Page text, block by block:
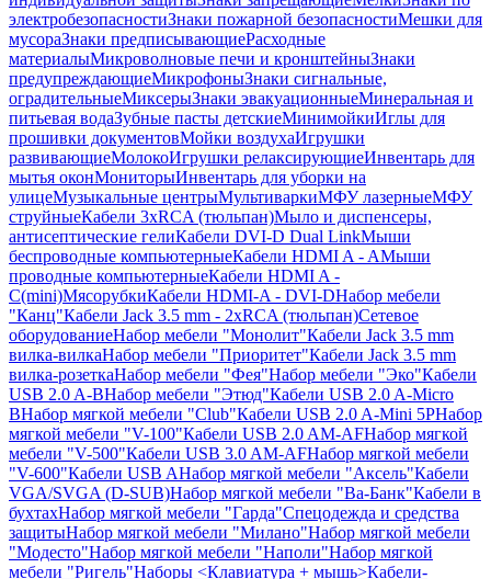
электробезопасностиЗнаки пожарной безопасностиМешки для
мусораЗнаки предписывающиеРасходные
материалыМикроволновые печи и кронштейныЗнаки
предупреждающиеМикрофоныЗнаки сигнальные,
оградительныеМиксерыЗнаки эвакуационныеМинеральная и
питьевая водаЗубные пасты детскиеМинимойкиИглы для
прошивки документовМойки воздухаИгрушки
развивающиеМолокоИгрушки релаксирующиеИнвентарь для
мытья оконМониторыИнвентарь для уборки на
улицеМузыкальные центрыМультиваркиМФУ лазерныеМФУ
струйныеКабели 3xRCA (тюльпан)Мыло и диспенсеры,
антисептические гелиКабели DVI-D Dual LinkМыши
беспроводные компьютерныеКабели HDMI A - AМыши
проводные компьютерныеКабели HDMI A -
C(mini)МясорубкиКабели HDMI-A - DVI-DНабор мебели
"Канц"Кабели Jack 3.5 mm - 2xRCA (тюльпан)Сетевое
оборудованиеНабор мебели "Монолит"Кабели Jack 3.5 mm
вилка-вилкаНабор мебели "Приоритет"Кабели Jack 3.5 mm
вилка-розеткаНабор мебели "Фея"Набор мебели "Эко"Кабели
USB 2.0 A-BНабор мебели "Этюд"Кабели USB 2.0 A-Micro
BНабор мягкой мебели "Club"Кабели USB 2.0 A-Mini 5PНабор
мягкой мебели "V-100"Кабели USB 2.0 AM-AFНабор мягкой
мебели "V-500"Кабели USB 3.0 AM-AFНабор мягкой мебели
"V-600"Кабели USB AНабор мягкой мебели "Аксель"Кабели
VGA/SVGA (D-SUB)Набор мягкой мебели "Ва-Банк"Кабели в
бухтахНабор мягкой мебели "Гарда"Спецодежда и средства
защитыНабор мягкой мебели "Милано"Набор мягкой мебели
"Модесто"Набор мягкой мебели "Наполи"Набор мягкой
мебели "Ригель"Наборы <Клавиатура + мышь>Кабели-